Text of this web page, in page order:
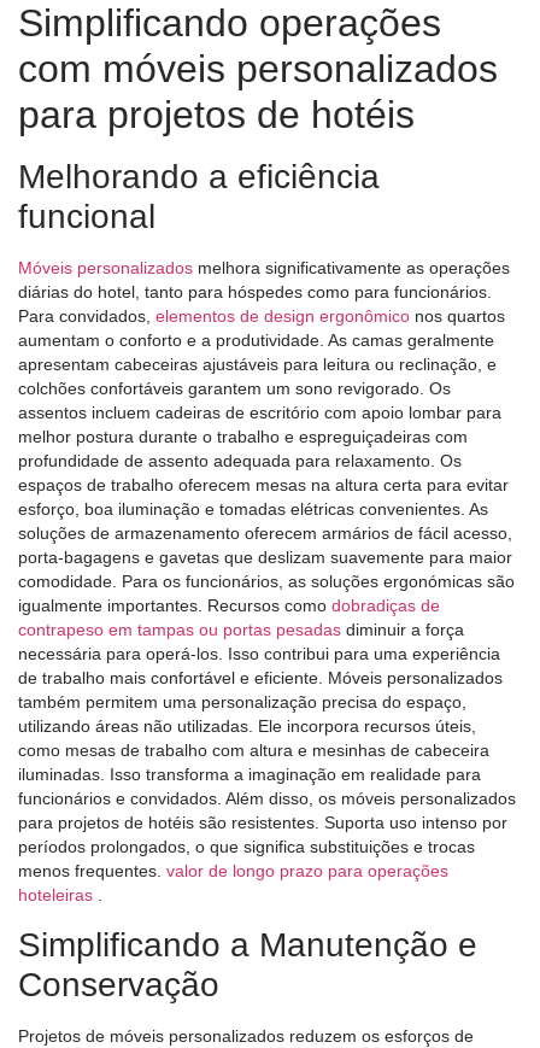
Simplificando operações
com móveis personalizados
para projetos de hotéis
Melhorando a eficiência
funcional
Móveis personalizados melhora significativamente as operações
diárias do hotel, tanto para hóspedes como para funcionários.
Para convidados, elementos de design ergonômico nos quartos
aumentam o conforto e a produtividade. As camas geralmente
apresentam cabeceiras ajustáveis ​​para leitura ou reclinação, e
colchões confortáveis ​​garantem um sono revigorado. Os
assentos incluem cadeiras de escritório com apoio lombar para
melhor postura durante o trabalho e espreguiçadeiras com
profundidade de assento adequada para relaxamento. Os
espaços de trabalho oferecem mesas na altura certa para evitar
esforço, boa iluminação e tomadas elétricas convenientes. As
soluções de armazenamento oferecem armários de fácil acesso,
porta-bagagens e gavetas que deslizam suavemente para maior
comodidade. Para os funcionários, as soluções ergonómicas são
igualmente importantes. Recursos como dobradiças de
contrapeso em tampas ou portas pesadas diminuir a força
necessária para operá-los. Isso contribui para uma experiência
de trabalho mais confortável e eficiente. Móveis personalizados
também permitem uma personalização precisa do espaço,
utilizando áreas não utilizadas. Ele incorpora recursos úteis,
como mesas de trabalho com altura e mesinhas de cabeceira
iluminadas. Isso transforma a imaginação em realidade para
funcionários e convidados. Além disso, os móveis personalizados
para projetos de hotéis são resistentes. Suporta uso intenso por
períodos prolongados, o que significa substituições e trocas
menos frequentes. valor de longo prazo para operações
hoteleiras .
Simplificando a Manutenção e
Conservação
Projetos de móveis personalizados reduzem os esforços de